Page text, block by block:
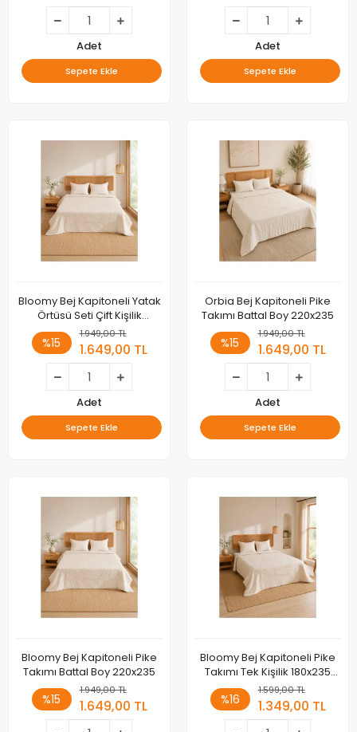
Adet
Sepete Ekle
Adet
Sepete Ekle
Bloomy Bej Kapitoneli Yatak
Örtüsü Seti Çift Kişilik
220x235
%15
1.949,00 TL
1.649,00 TL
Adet
Sepete Ekle
Orbia Bej Kapitoneli Pike
Takımı Battal Boy 220x235
%15
1.949,00 TL
1.649,00 TL
Adet
Sepete Ekle
Bloomy Bej Kapitoneli Pike
Takımı Battal Boy 220x235
%15
1.949,00 TL
1.649,00 TL
Bloomy Bej Kapitoneli Pike
Takımı Tek Kişilik 180x235
Geniş Ölçü, 1 Adet 50x70
Fermuarlı Kapitoneli Yastık
Alezi Dahil, Çarşafsız
%16
1.599,00 TL
1.349,00 TL